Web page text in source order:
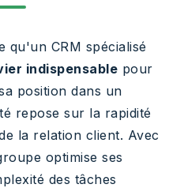
qu'un CRM spécialisé
indispensable pour
position dans un
repose sur la rapidité
la relation client. Avec
optimise ses
des tâches